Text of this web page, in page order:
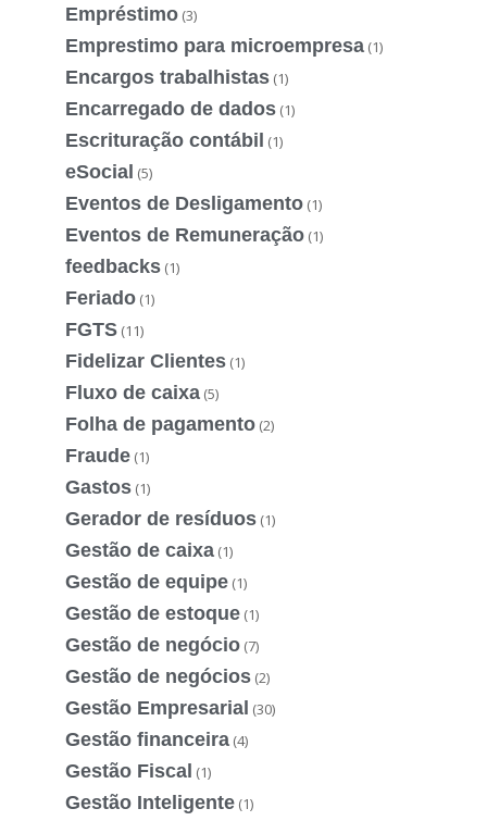
Empréstimo (3)
Emprestimo para microempresa (1)
Encargos trabalhistas (1)
Encarregado de dados (1)
Escrituração contábil (1)
eSocial (5)
Eventos de Desligamento (1)
Eventos de Remuneração (1)
feedbacks (1)
Feriado (1)
FGTS (11)
Fidelizar Clientes (1)
Fluxo de caixa (5)
Folha de pagamento (2)
Fraude (1)
Gastos (1)
Gerador de resíduos (1)
Gestão de caixa (1)
Gestão de equipe (1)
Gestão de estoque (1)
Gestão de negócio (7)
Gestão de negócios (2)
Gestão Empresarial (30)
Gestão financeira (4)
Gestão Fiscal (1)
Gestão Inteligente (1)